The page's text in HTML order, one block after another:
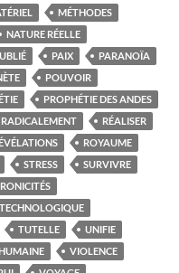
MÉTHODES
NATURE RÉELLE
PAIX
PARANOÏA
POUVOIR
PROPHÉTIE DES ANDES
RADICALEMENT
RÉALISER
ROYAUME
STRESS
SURVIVRE
TECHNOLOGIQUE
TUTELLE
UNIFIE
VIOLENCE